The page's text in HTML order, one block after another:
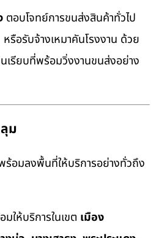
ตอบโจทย์การขนส่งสินค้าทั่วไป
รือรับจ้างเหมาคันโรงงาน ด้วย
เรียบที่พร้อมวิ่งงานขนส่งอย่าง
ม
ร้อมลงพื้นที่ให้บริการอย่างทั่วถึง
มให้บริการในเขต เมือง